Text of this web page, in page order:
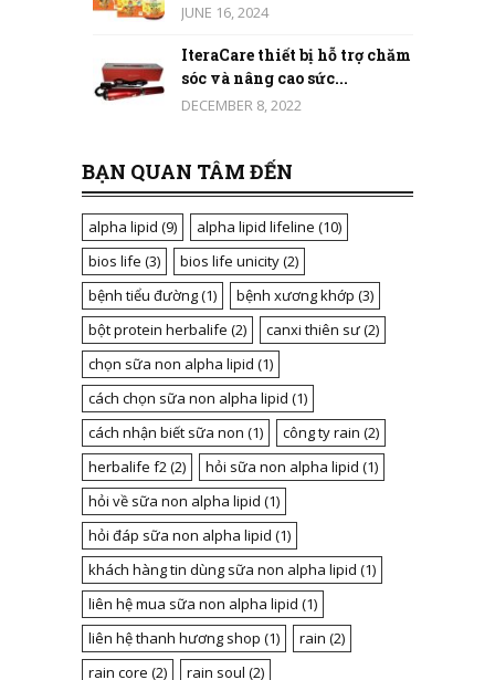
JUNE 16, 2024
IteraCare thiết bị hỗ trợ chăm
sóc và nâng cao sức...
DECEMBER 8, 2022
BẠN QUAN TÂM ĐẾN
alpha lipid (9) alpha lipid lifeline (10)
bios life (3) bios life unicity(2)
bệnh tiểu đường(1) bệnh xương khớp (3)
bột protein herbalife (2) canxi thiên sư(2)
chọn sữa non alpha lipid (1)
cách chọn sữa non alpha lipid (1)
cách nhận biết sữa non (1) công ty rain (2)
herbalife f2(2) hỏi sữa non alpha lipid (1)
hỏi về sữa non alpha lipid (1)
hỏi đáp sữa non alpha lipid (1)
khách hàng tin dùng sữa non alpha lipid (1)
liên hệ mua sữa non alpha lipid (1)
liên hệ thanh hương shop (1) rain (2)
rain core (2) rain soul (2)